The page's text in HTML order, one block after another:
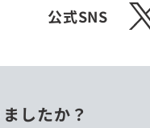
公式SNS X
したか？